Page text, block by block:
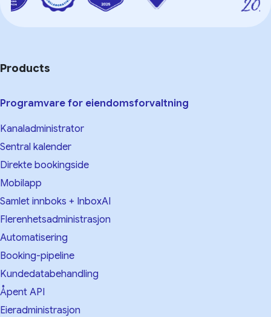
Products
Programvare for eiendomsforvaltning
Kanaladministrator
Sentral kalender
Direkte bookingside
Mobilapp
Samlet innboks + InboxAI
Flerenhetsadministrasjon
Automatisering
Booking-pipeline
Kundedatabehandling
Åpent API
Eieradministrasjon